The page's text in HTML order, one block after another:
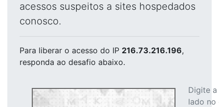
acessos suspeitos a sites hospedados
conosco.
Para liberar o acesso do IP 216.73.216.196,
responda ao desafio abaixo.
Digite
lado no